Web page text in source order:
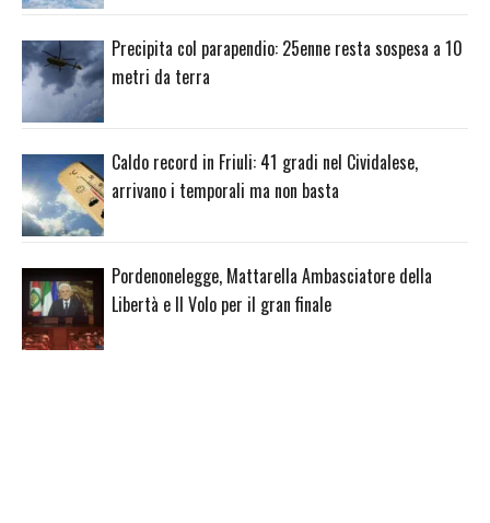
Precipita col parapendio: 25enne resta sospesa a 10
metri da terra
Caldo record in Friuli: 41 gradi nel Cividalese,
arrivano i temporali ma non basta
Pordenonelegge, Mattarella Ambasciatore della
Libertà e Il Volo per il gran finale